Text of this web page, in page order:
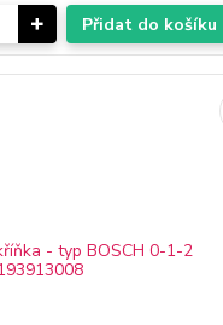
Přidat do košíku